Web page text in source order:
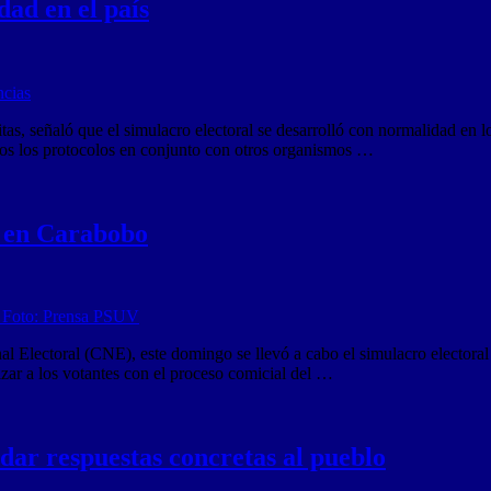
en el país
señaló que el simulacro electoral se desarrolló con normalidad en
los protocolos en conjunto con otros organismos …
Carabobo
(CNE), este domingo se llevó a cabo el simulacro
a los votantes con el proceso comicial del …
respuestas concretas al pueblo